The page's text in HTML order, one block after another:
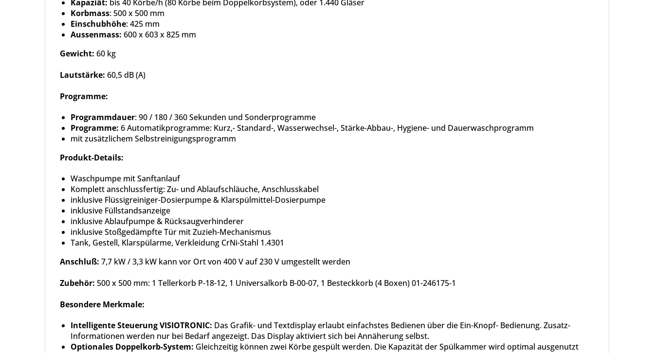
Kapaziät: bis 40 Körbe/h (80 Körbe beim Doppelkorbsystem), oder 1.440 Gläser
Korbmass: 500 x 500 mm
Einschubhöhe: 425 mm
Aussenmass: 600 x 603 x 825 mm
Gewicht: 60 kg
Lautstärke: 60,5 dB (A)
Programme:
Programmdauer: 90 / 180 / 360 Sekunden und Sonderprogramme
Programme: 6 Automatikprogramme: Kurz,- Standard-, Wasserwechsel-, Stärke-Abbau-, Hygiene- und Dauerwaschprogramm
mit zusätzlichem Selbstreinigungsprogramm
Produkt-Details:
Waschpumpe mit Sanftanlauf
Komplett anschlussfertig: Zu- und Ablaufschläuche, Anschlusskabel
inklusive Flüssigreiniger-Dosierpumpe & Klarspülmittel-Dosierpumpe
inklusive Füllstandsanzeige
inklusive Ablaufpumpe & Rücksaugverhinderer
inklusive Stoßgedämpfte Tür mit Zuzieh-Mechanismus
Tank, Gestell, Klarspülarme, Verkleidung CrNi-Stahl 1.4301
Anschluß: 7,7 kW / 3,3 kW kann vor Ort von 400 V auf 230 V umgestellt werden
Zubehör: 500 x 500 mm: 1 Tellerkorb P-18-12, 1 Universalkorb B-00-07, 1 Besteckkorb (4 Boxen) 01-246175-1
Besondere Merkmale:
Intelligente Steuerung VISIOTRONIC: Das Grafik- und Textdisplay erlaubt einfachstes Bedienen über die Ein-Knopf- Bedienung. Zusatz-
Informationen werden nur bei Bedarf angezeigt. Das Display aktiviert sich bei Annäherung selbst.
Optionales Doppelkorb-System: Gleichzeitig können zwei Körbe gespült werden. Die Kapazität der Spülkammer wird optimal ausgenutzt